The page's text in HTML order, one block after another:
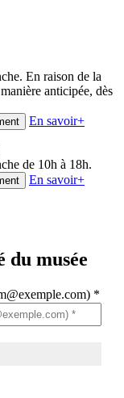
En raison de la
anticipée, dès
En savoir+
de 10h à 18h.
En savoir+
musée
*